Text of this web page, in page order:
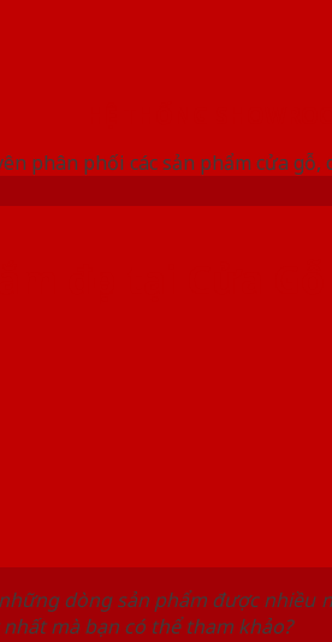
phân phối các sản phẩm cửa
dòng sản phẩm được nhiều
mà bạn có thể tham khảo?